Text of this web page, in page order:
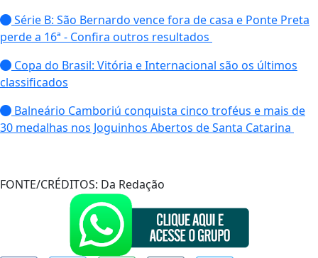
Série B: São Bernardo vence fora de casa e Ponte Preta
perde a 16ª - Confira outros resultados
Copa do Brasil: Vitória e Internacional são os últimos
classificados
Balneário Camboriú conquista cinco troféus e mais de
30 medalhas nos Joguinhos Abertos de Santa Catarina
FONTE/CRÉDITOS: Da Redação